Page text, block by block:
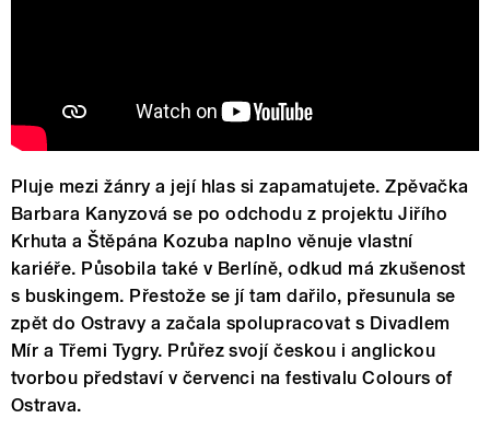
Pluje mezi žánry a její hlas si zapamatujete. Zpěvačka
Barbara Kanyzová se po odchodu z projektu Jiřího
Krhuta a Štěpána Kozuba naplno věnuje vlastní
kariéře. Působila také v Berlíně, odkud má zkušenost
s buskingem. Přestože se jí tam dařilo, přesunula se
zpět do Ostravy a začala spolupracovat s Divadlem
Mír a Třemi Tygry. Průřez svojí českou i anglickou
tvorbou představí v červenci na festivalu Colours of
Ostrava.